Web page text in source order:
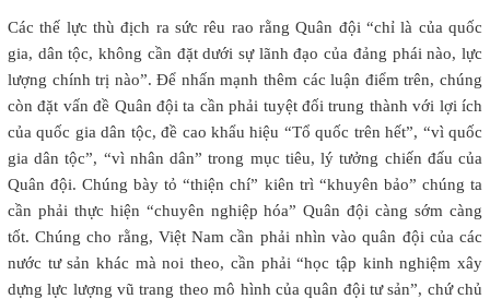
Các thế lực thù địch ra sức rêu rao rằng Quân đội “chỉ là của quốc
gia, dân tộc, không cần đặt dưới sự lãnh đạo của đảng phái nào, lực
lượng chính trị nào”. Để nhấn mạnh thêm các luận điểm trên, chúng
còn đặt vấn đề Quân đội ta cần phải tuyệt đối trung thành với lợi ích
của quốc gia dân tộc, đề cao khẩu hiệu “Tổ quốc trên hết”, “vì quốc
gia dân tộc”, “vì nhân dân” trong mục tiêu, lý tưởng chiến đấu của
Quân đội. Chúng bày tỏ “thiện chí” kiên trì “khuyên bảo” chúng ta
cần phải thực hiện “chuyên nghiệp hóa” Quân đội càng sớm càng
tốt. Chúng cho rằng, Việt Nam cần phải nhìn vào quân đội của các
nước tư sản khác mà noi theo, cần phải “học tập kinh nghiệm xây
dựng lực lượng vũ trang theo mô hình của quân đội tư sản”, chứ chủ